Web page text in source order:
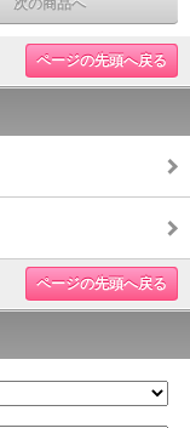
次の商品へ
ページの先頭へ戻る
ページの先頭へ戻る